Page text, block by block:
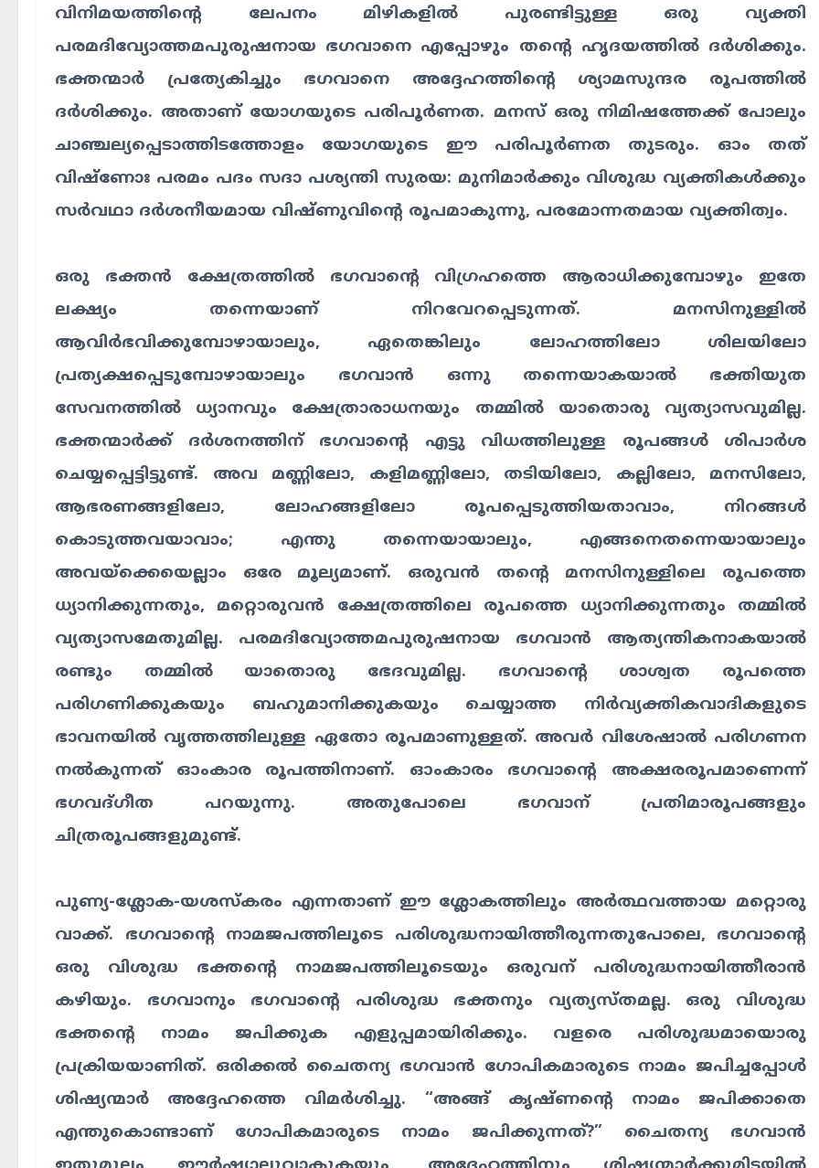
വിനിമയത്തിന്റെ ലേപനം മിഴികളിൽ പുരണ്ടിട്ടുള്ള ഒരു വ്യക്തി
പരമദിവ്യോത്തമപുരുഷനായ ഭഗവാനെ എപ്പോഴും തന്റെ ഹൃദയത്തിൽ ദർശിക്കും.
ഭക്തന്മാർ പ്രത്യേകിച്ചും ഭഗവാനെ അദ്ദേഹത്തിന്റെ ശ്യാമസുന്ദര രൂപത്തിൽ
ദർശിക്കും. അതാണ് യോഗയുടെ പരിപൂർണത. മനസ് ഒരു നിമിഷത്തേക്ക് പോലും
ചാഞ്ചല്യപ്പെടാത്തിടത്തോളം യോഗയുടെ ഈ പരിപൂർണത തുടരും. ഓം തത്
വിഷ്ണോഃ പരമം പദം സദാ പശ്യന്തി സുരയ: മുനിമാർക്കും വിശുദ്ധ വ്യക്തികൾക്കും
സർവഥാ ദർശനീയമായ വിഷ്ണുവിന്റെ രൂപമാകുന്നു, പരമോന്നതമായ വ്യക്തിത്വം.
ഒരു ഭക്തൻ ക്ഷേത്രത്തിൽ ഭഗവാന്റെ വിഗ്രഹത്തെ ആരാധിക്കുമ്പോഴും ഇതേ
ലക്ഷ്യം തന്നെയാണ് നിറവേറപ്പെടുന്നത്. മനസിനുള്ളിൽ
ആവിർഭവിക്കുമ്പോഴായാലും, ഏതെങ്കിലും ലോഹത്തിലോ ശിലയിലോ
പ്രത്യക്ഷപ്പെടുമ്പോഴായാലും ഭഗവാൻ ഒന്നു തന്നെയാകയാൽ ഭക്തിയുത
സേവനത്തിൽ ധ്യാനവും ക്ഷേത്രാരാധനയും തമ്മിൽ യാതൊരു വ്യത്യാസവുമില്ല.
ഭക്തന്മാർക്ക് ദർശനത്തിന് ഭഗവാന്റെ എട്ടു വിധത്തിലുള്ള രൂപങ്ങൾ ശിപാർശ
ചെയ്യപ്പെട്ടിട്ടുണ്ട്. അവ മണ്ണിലോ, കളിമണ്ണിലോ, തടിയിലോ, കല്ലിലോ, മനസിലോ,
ആഭരണങ്ങളിലോ, ലോഹങ്ങളിലോ രൂപപ്പെടുത്തിയതാവാം, നിറങ്ങൾ
കൊടുത്തവയാവാം; എന്തു തന്നെയായാലും, എങ്ങനെതന്നെയായാലും
അവയ്ക്കെയെല്ലാം ഒരേ മൂല്യമാണ്. ഒരുവൻ തന്റെ മനസിനുള്ളിലെ രൂപത്തെ
ധ്യാനിക്കുന്നതും, മറ്റൊരുവൻ ക്ഷേത്രത്തിലെ രൂപത്തെ ധ്യാനിക്കുന്നതും തമ്മിൽ
വ്യത്യാസമേതുമില്ല. പരമദിവ്യോത്തമപുരുഷനായ ഭഗവാൻ ആത്യന്തികനാകയാൽ
രണ്ടും തമ്മിൽ യാതൊരു ഭേദവുമില്ല. ഭഗവാന്റെ ശാശ്വത രൂപത്തെ
പരിഗണിക്കുകയും ബഹുമാനിക്കുകയും ചെയ്യാത്ത നിർവ്യക്തികവാദികളുടെ
ഭാവനയിൽ വൃത്തത്തിലുള്ള ഏതോ രൂപമാണുള്ളത്. അവർ വിശേഷാൽ പരിഗണന
നൽകുന്നത് ഓംകാര രൂപത്തിനാണ്. ഓംകാരം ഭഗവാന്റെ അക്ഷരരൂപമാണെന്ന്
ഭഗവദ്ഗീത പറയുന്നു. അതുപോലെ ഭഗവാന് പ്രതിമാരൂപങ്ങളും
ചിത്രരൂപങ്ങളുമുണ്ട്.
പുണ്യ-ശ്ലോക-യശസ്കരം എന്നതാണ് ഈ ശ്ലോകത്തിലും അർത്ഥവത്തായ മറ്റൊരു
വാക്ക്. ഭഗവാന്റെ നാമജപത്തിലൂടെ പരിശുദ്ധനായിത്തീരുന്നതുപോലെ, ഭഗവാന്റെ
ഒരു വിശുദ്ധ ഭക്തന്റെ നാമജപത്തിലൂടെയും ഒരുവന് പരിശുദ്ധനായിത്തീരാൻ
കഴിയും. ഭഗവാനും ഭഗവാന്റെ പരിശുദ്ധ ഭക്തനും വ്യത്യസ്തമല്ല. ഒരു വിശുദ്ധ
ഭക്തന്റെ നാമം ജപിക്കുക എളുപ്പമായിരിക്കും. വളരെ പരിശുദ്ധമായൊരു
പ്രക്രിയയാണിത്. ഒരിക്കൽ ചൈതന്യ ഭഗവാൻ ഗോപികമാരുടെ നാമം ജപിച്ചപ്പോൾ
ശിഷ്യന്മാർ അദ്ദേഹത്തെ വിമർശിച്ചു. “അങ്ങ് കൃഷ്ണന്റെ നാമം ജപിക്കാതെ
എന്തുകൊണ്ടാണ് ഗോപികമാരുടെ നാമം ജപിക്കുന്നത്?” ചൈതന്യ ഭഗവാൻ